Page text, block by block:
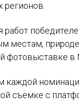
регионов.
местам,
фотовыставке в
каждой
съемке с